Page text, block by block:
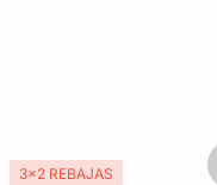
3x2 REBAJAS